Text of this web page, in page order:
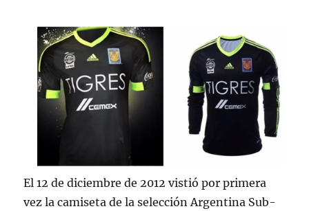
El 12 de diciembre de 2012 vistió por primera
vez la camiseta de la selección Argentina Sub-